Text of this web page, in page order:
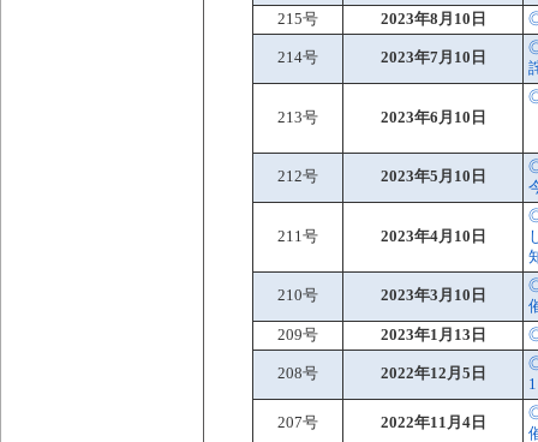
215号
2023年8月10日
214号 2023年7月10日
213号 2023年6月10日
212号 2023年5月10日
211号 2023年4月10日
210号 2023年3月10日
209号
2023年1月13日
208号 2022年12月5日
207号 2022年11月4日